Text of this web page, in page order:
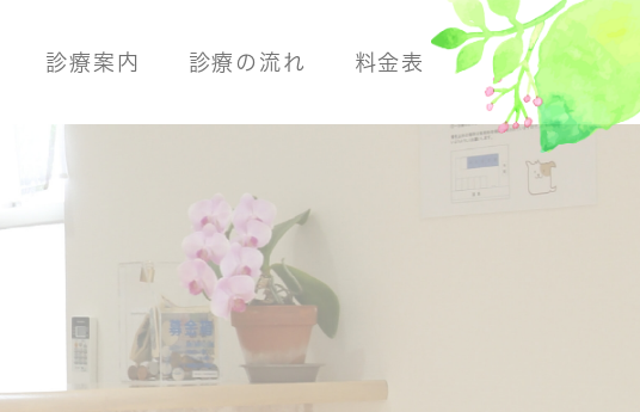
診療案内
ワンちゃんのよくある病気
ネコちゃんのよくある病気
診療の流れ 料金表